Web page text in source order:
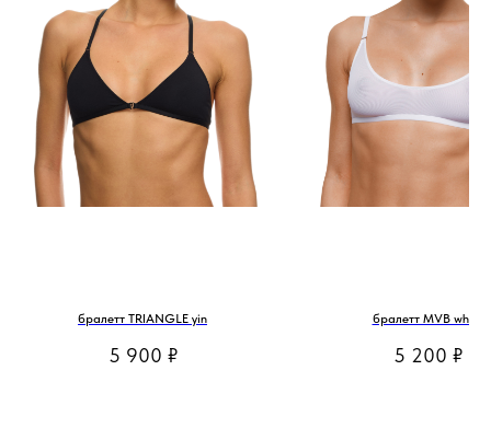
бралетт TRIANGLE yin
5 900 ₽
бралетт MVB white
5 200 ₽